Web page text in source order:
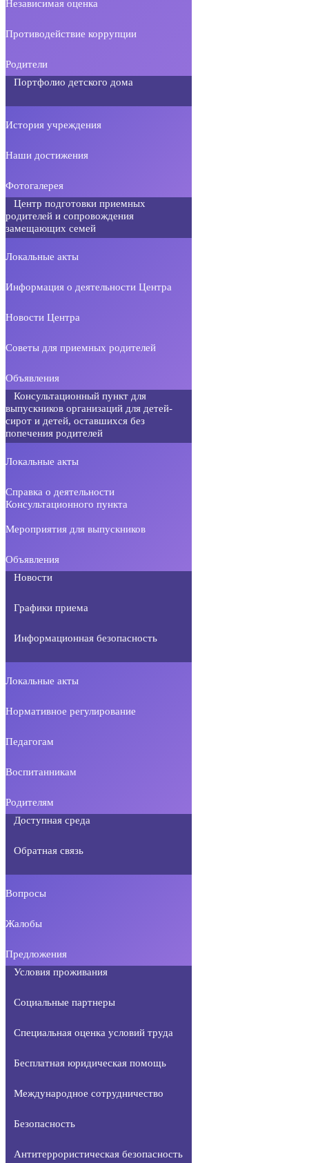
Независимая оценка
Противодействие коррупции
Родители
Портфолио детского дома
История учреждения
Наши достижения
Фотогалерея
Центр подготовки приемных
родителей и сопровождения
замещающих семей
Локальные акты
Информация о деятельности Центра
Новости Центра
Советы для приемных родителей
Объявления
Консультационный пункт для
выпускников организаций для детей-
сирот и детей, оставшихся без
попечения родителей
Локальные акты
Справка о деятельности
Консультационного пункта
Мероприятия для выпускников
Объявления
Новости
Графики приема
Информационная безопасность
Локальные акты
Нормативное регулирование
Педагогам
Воспитанникам
Родителям
Доступная среда
Обратная связь
Вопросы
Жалобы
Предложения
Условия проживания
Социальные партнеры
Специальная оценка условий труда
Бесплатная юридическая помощь
Международное сотрудничество
Безопасность
Антитеррористическая безопасность